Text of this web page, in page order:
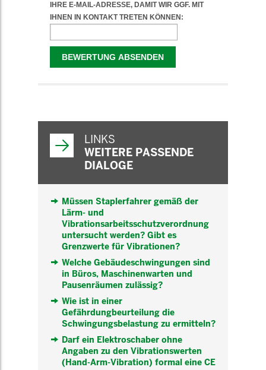
LINKS
WEITERE PASSENDE
DIALOGE
Müssen Staplerfahrer gemäß der
Lärm- und
Vibrationsarbeitsschutzverordnung
untersucht werden? Gibt es
Grenzwerte für Vibrationen?
Welche Gebäudeschwingungen sind
in Büros, Maschinenwarten und
Pausenräumen zulässig?
Wie ist in einer
Gefährdungbeurteilung die
Schwingungsbelastung zu ermitteln?
Darf ein Elektroschaber ohne
Angaben zu den Vibrationswerten
(Hand-Arm-Vibration) formal eine CE